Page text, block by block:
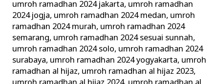
umroh ramadhan 2024 jakarta, umroh ramadhan
2024 jogja, umroh ramadhan 2024 medan, umroh
ramadhan 2024 murah, umroh ramadhan 2024
semarang, umroh ramadhan 2024 sesuai sunnah,
umroh ramadhan 2024 solo, umroh ramadhan 2024
surabaya, umroh ramadhan 2024 yogyakarta, umroh
ramadhan al hijaz, umroh ramadhan al hijaz 2023,